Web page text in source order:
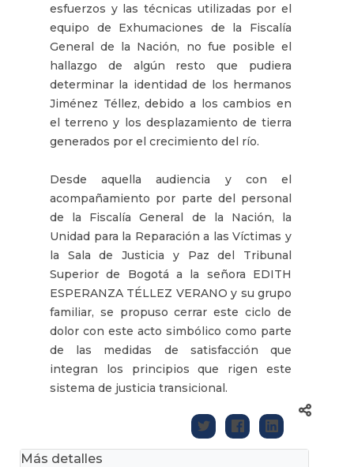
esfuerzos y las técnicas utilizadas por el
equipo de Exhumaciones de la Fiscalía
General de la Nación, no fue posible el
hallazgo de algún resto que pudiera
determinar la identidad de los hermanos
Jiménez Téllez, debido a los cambios en
el terreno y los desplazamiento de tierra
generados por el crecimiento del río.
Desde aquella audiencia y con el
acompañamiento por parte del personal
de la Fiscalía General de la Nación, la
Unidad para la Reparación a las Víctimas y
la Sala de Justicia y Paz del Tribunal
Superior de Bogotá a la señora EDITH
ESPERANZA TÉLLEZ VERANO y su grupo
familiar, se propuso cerrar este ciclo de
dolor con este acto simbólico como parte
de las medidas de satisfacción que
integran los principios que rigen este
sistema de justicia transicional.
Más detalles